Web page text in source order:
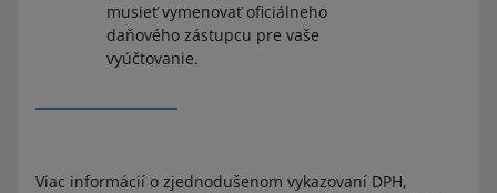
musieť vymenovať oficiálneho
daňového zástupcu pre vaše
vyúčtovanie.
Viac informácií o zjednodušenom vykazovaní DPH,